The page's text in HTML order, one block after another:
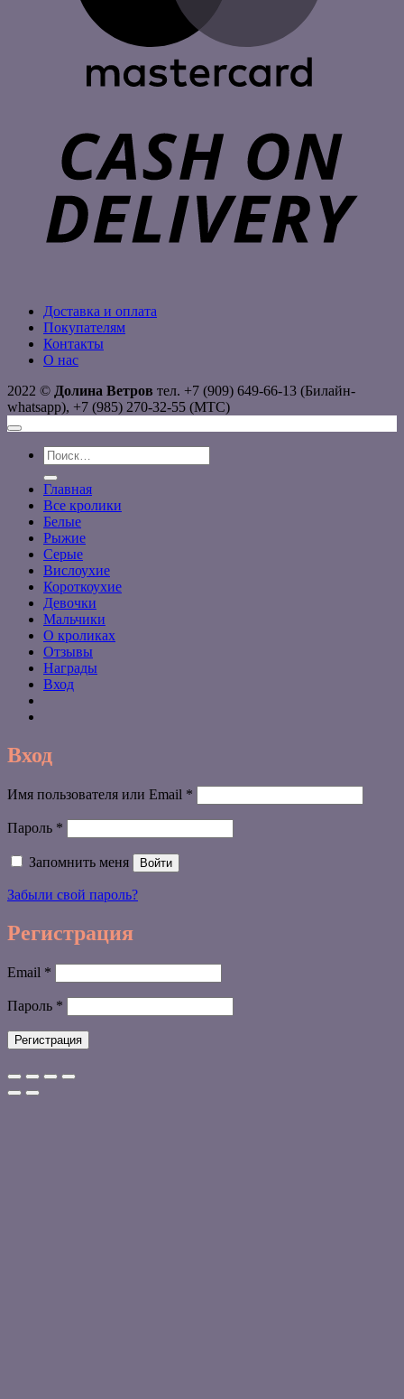
Доставка и оплата
Покупателям
Контакты
О нас
2022 © Долина Ветров тел. +7 (909) 649-66-13 (Билайн-
whatsapp), +7 (985) 270-32-55 (МТС)
Искать:
Главная
Все кролики
Белые
Рыжие
Серые
Вислоухие
Короткоухие
Девочки
Мальчики
О кроликах
Отзывы
Награды
Вход
Вход
Имя пользователя или Email *
Пароль *
Запомнить меня Войти
Забыли свой пароль?
Регистрация
Email *
Пароль *
Регистрация